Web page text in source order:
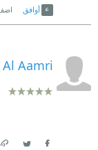
أوافق
Al Aamri